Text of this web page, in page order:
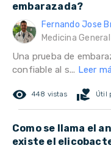
embarazada?
Fernando Jose
Medicina General
Una prueba de
confiable al s... Leer
remove_red_eye 448 vistas volunteer_activism Útil
Como se llama el
existe el